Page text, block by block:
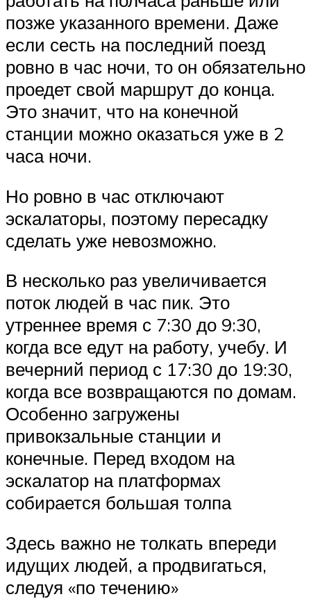
позже указанного времени. Даже
если сесть на последний поезд
ровно в час ночи, то он обязательно
проедет свой маршрут до конца.
Это значит, что на конечной
станции можно оказаться уже в 2
часа ночи.
Но ровно в час отключают
эскалаторы, поэтому пересадку
сделать уже невозможно.
В несколько раз увеличивается
поток людей в час пик. Это
утреннее время с 7:30 до 9:30,
когда все едут на работу, учебу. И
вечерний период с 17:30 до 19:30,
когда все возвращаются по домам.
Особенно загружены
привокзальные станции и
конечные. Перед входом на
эскалатор на платформах
собирается большая толпа
Здесь важно не толкать впереди
идущих людей, а продвигаться,
следуя «по течению»